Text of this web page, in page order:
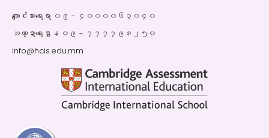
ကျောင်းသားရေးရာ ၀၉ - ၄၀၀၀၀၆၃၀၄၀
ဘဏ္ဍာရေးဌာန ၀၉ - ၇၇၇၇၉၈၂၅၀
info@hcis.edu.mm